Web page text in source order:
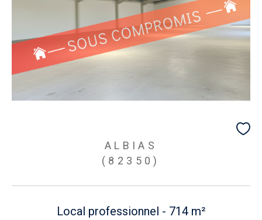
ALBIAS
(82350)
Local professionnel - 714 m²